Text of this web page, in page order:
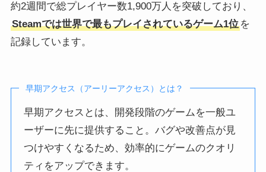
約2週間で総プレイヤー数1,900万人を突破しており、
Steamでは世界で最もプレイされているゲーム1位を
記録しています。
早期アクセス（アーリーアクセス）とは？
早期アクセスとは、開発段階のゲームを一般ユ
ーザーに先に提供すること。バグや改善点が見
つけやすくなるため、効率的にゲームのクオリ
ティをアップできます。